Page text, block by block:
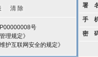
号
理规定》
护互联网安全的规定》
署
手
密